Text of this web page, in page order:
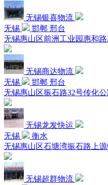
无锡银喜物流
无锡
邯郸 邢台
无锡惠山区前洲工业园惠和
无锡商达物流
无锡
邯郸 邢台
无锡惠山区振石路32号传化
无锡龙发快运
无锡
衡水
无锡惠山区石塘湾振石路上
无锡超群物流